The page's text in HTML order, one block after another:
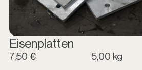
Eisenplatten
7,50 € 5,00 kg